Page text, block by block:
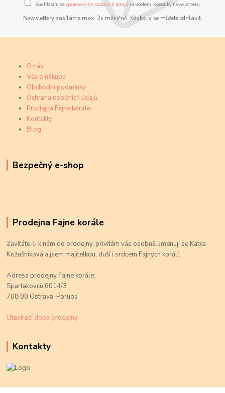
Souhlasím se zpracováním osobních údajůza účelem rozesílky newsletteru.
Newslettery zasíláme max. 2x měsíčně. Kdykoliv se můžete odhlásit.
O nás
Vše o nákupu
Obchodní podmínky
Ochrana osobních údajů
Prodejna Fajne korále
Kontakty
Blog
Bezpečný e-shop
Prodejna Fajne korále
Zavítáte-li k nám do prodejny, přivítám vás osobně. Jmenuji se Katka
Kožušníková a jsem majitelkou, duší i srdcem Fajnych korálí.
Adresa prodejny Fajne korále:
Spartakovců 6014/3
708 00 Ostrava-Poruba
Otevírací doba prodejny
Kontakty